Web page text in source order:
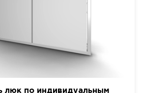
люк по индивидуальным